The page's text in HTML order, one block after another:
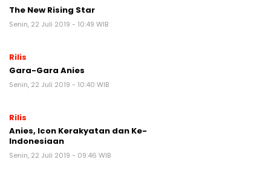
The New Rising Star
Senin, 22 Juli 2019 - 10:49 WIB
Rilis
Gara-Gara Anies
Senin, 22 Juli 2019 - 10:40 WIB
Rilis
Anies, Icon Kerakyatan dan Ke-
Indonesiaan
Senin, 22 Juli 2019 - 09:46 WIB